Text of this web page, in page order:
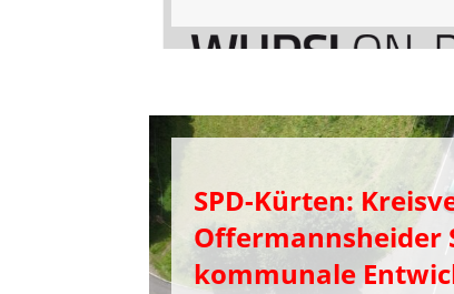
SPD-Kürten:
Offermannsheider
kommunale